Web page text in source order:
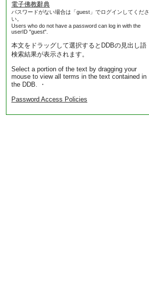
電子佛教辭典
パスワードがない場合は「guest」でログインしてくださ
い。
Users who do not have a password can log in with the
userID "guest".
本文をドラッグして選択するとDDBの見出し語
検索結果が表示されます。
Select a portion of the text by dragging your
mouse to view all terms in the text contained in
the DDB. ・
Password Access Policies